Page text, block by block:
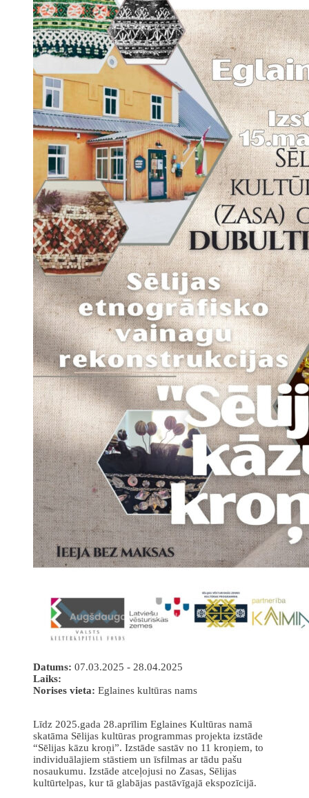
Datums: 07.03.2025 - 28.04.2025
Laiks:
Norises vieta: Eglaines kultūras nams
Līdz 2025.gada 28.aprīlim Eglaines Kultūras namā
skatāma Sēlijas kultūras programmas projekta izstāde
“Sēlijas kāzu kroņi”. Izstāde sastāv no 11 kroņiem, to
individuālajiem stāstiem un īsfilmas ar tādu pašu
nosaukumu. Izstāde atceļojusi no Zasas, Sēlijas
kultūrtelpas, kur tā glabājas pastāvīgajā ekspozīcijā.